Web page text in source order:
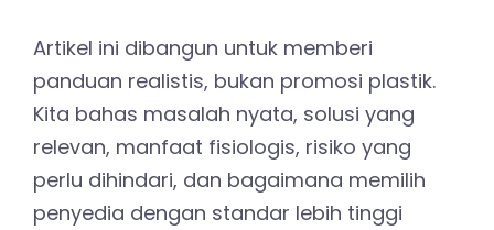
Artikel ini dibangun untuk memberi
panduan realistis, bukan promosi plastik.
Kita bahas masalah nyata, solusi yang
relevan, manfaat fisiologis, risiko yang
perlu dihindari, dan bagaimana memilih
penyedia dengan standar lebih tinggi